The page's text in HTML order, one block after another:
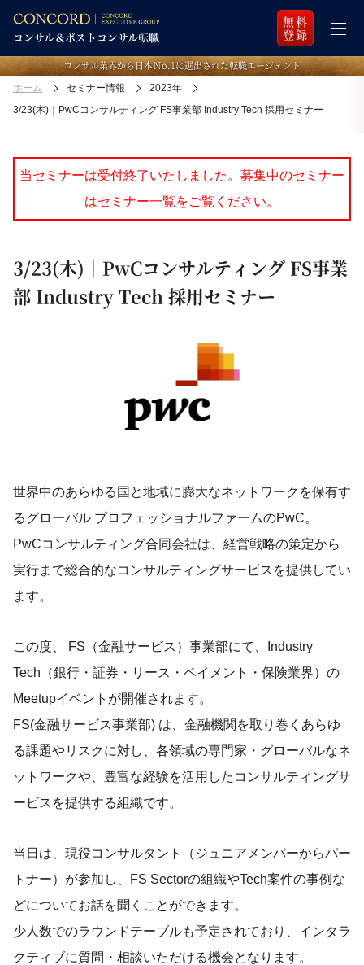
無料
登録
コンサル業界から日本Ｎo.1に選出された転職エージェント
ホーム セミナー情報
2023年
3/23(木)｜PwCコンサルティング FS事業部 Industry Tech 採用セミナー
当セミナーは受付終了いたしました。募集中のセミナー
はセミナー一覧をご覧ください。
3/23(木)｜PwCコンサルティング FS事業
部 Industry Tech 採用セミナー
世界中のあらゆる国と地域に膨大なネットワークを保有す
るグローバル プロフェッショナルファームのPwC。
PwCコンサルティング合同会社は、経営戦略の策定から
実行まで総合的なコンサルティングサービスを提供してい
ます。
この度、 FS（金融サービス）事業部にて、Industry
Tech（銀行・証券・リース・ペイメント・保険業界）の
Meetupイベントが開催されます。
FS(金融サービス事業部) は、金融機関を取り巻くあらゆ
る課題やリスクに対し、各領域の専門家・グローバルなネ
ットワークや、豊富な経験を活用したコンサルティングサ
ービスを提供する組織です。
当日は、現役コンサルタント（ジュニアメンバーからパー
トナー）が参加し、FS Sectorの組織やTech案件の事例な
どについてお話を聞くことができます。
少人数でのラウンドテーブルも予定されており、インタラ
クティブに質問・相談いただける機会となります。